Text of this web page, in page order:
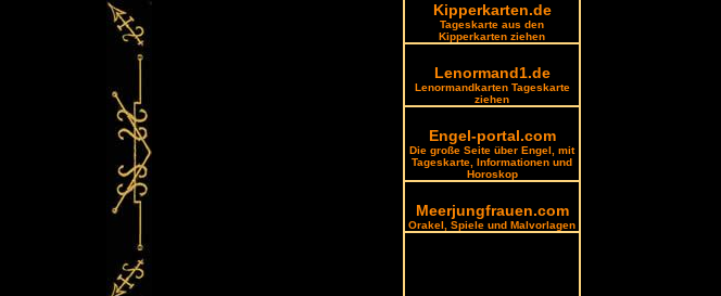
Kipperkarten.de
Tageskarte aus den
Kipperkarten ziehen
Lenormand1.de
Lenormandkarten Tageskarte
ziehen
Engel-portal.com
Die große Seite über Engel, mit
Tageskarte, Informationen und
Horoskop
Meerjungfrauen.com
Orakel, Spiele und Malvorlagen